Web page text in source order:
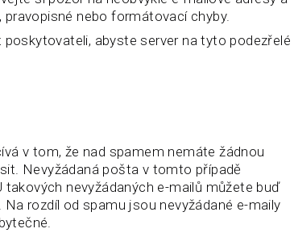
nebo formátovací chyby.
abyste server na tyto podezřelé
v tom, že nad spamem nemáte žádnou
Nevyžádaná pošta v tomto případě
takových nevyžádaných e-mailů můžete buď
. Na rozdíl od spamu jsou nevyžádané e-maily